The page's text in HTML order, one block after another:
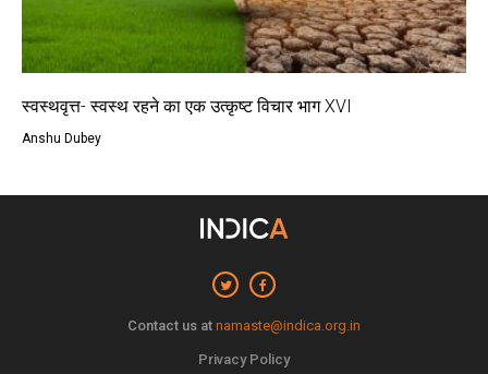
स्वस्थवृत्त- स्वस्थ रहने का एक उत्कृष्ट विचार भाग XVI
Anshu Dubey
Contact us at namaste@indica.org.in
Privacy Policy